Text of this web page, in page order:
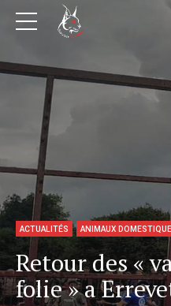
ACTUALITÉS ANIMAUX
Retour des «
folie » a